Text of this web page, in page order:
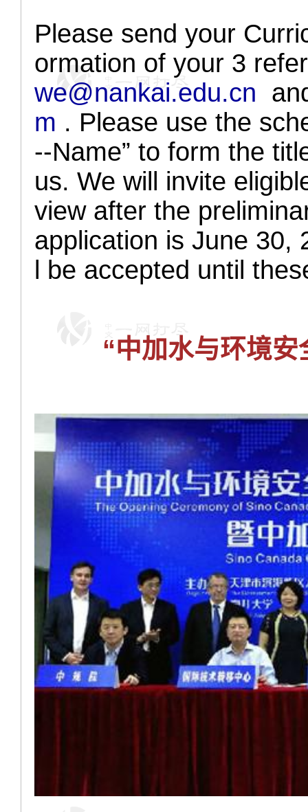
Please send your
ormation of your 3
we@nankai.edu.cn
m . Please use the
--Name” to form the
us. We will invite
view after the
application is June 30,
l be accepted until
“中加水与环境